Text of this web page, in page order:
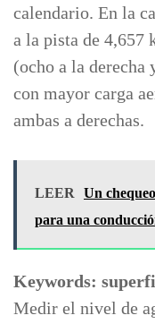
calendario. En la
a la pista de 4,657
(ocho a la derecha
con mayor carga
ambas a derechas.
LEER Un
para una
Keywords:
Medir el nivel de